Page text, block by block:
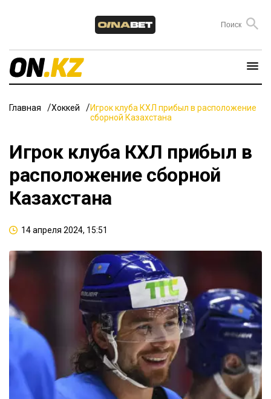
Главная Хоккей
Игрок клуба КХЛ прибыл в расположение
сборной Казахстана
Игрок клуба КХЛ прибыл в
расположение сборной
Казахстана
14 апреля 2024, 15:51